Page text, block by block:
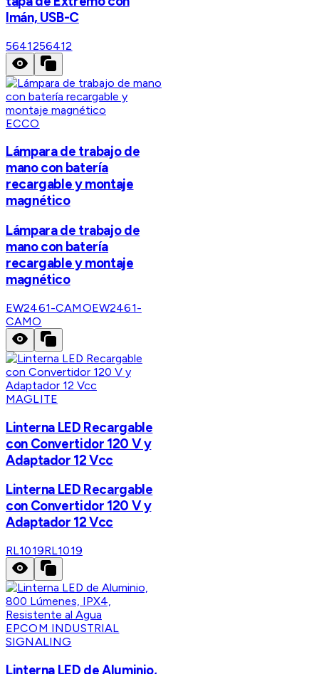
Imán, USB-C
5641256412
ECCO
Lámpara de trabajo de
mano con batería
recargable y montaje
magnético
Lámpara de trabajo de
mano con batería
recargable y montaje
magnético
EW2461-CAMOEW2461-
CAMO
MAGLITE
Linterna LED Recargable
con Convertidor 120 V y
Adaptador 12 Vcc
Linterna LED Recargable
con Convertidor 120 V y
Adaptador 12 Vcc
RL1019RL1019
EPCOM INDUSTRIAL
SIGNALING
Linterna LED de Aluminio,